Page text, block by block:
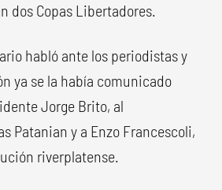
dos Copas Libertadores.
habló ante los periodistas y
ya se la había comunicado
Jorge Brito, al
Patanian y a Enzo Francescoli,
riverplatense.